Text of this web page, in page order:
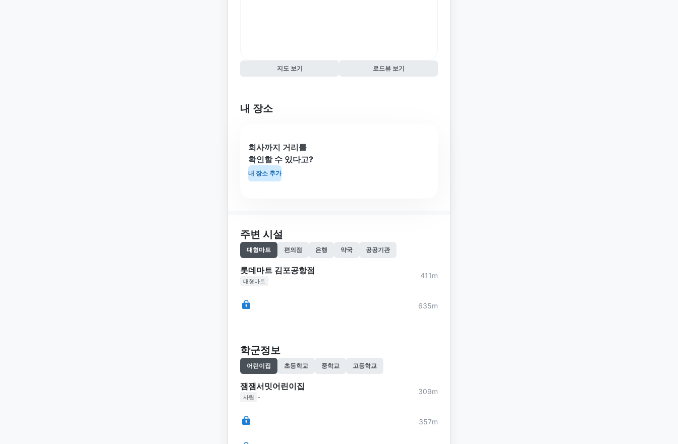
지도 보기 로드뷰 보기
내 장소
회사까지 거리를
확인할 수 있다고?
내 장소 추가
주변 시설
대형마트 편의점 은행 약국 공공기관
롯데마트 김포공항점
대형마트
411m
635m
학군정보
어린이집 초등학교 중학교 고등학교
잼잼서밋어린이집
사립 -
309m
357m